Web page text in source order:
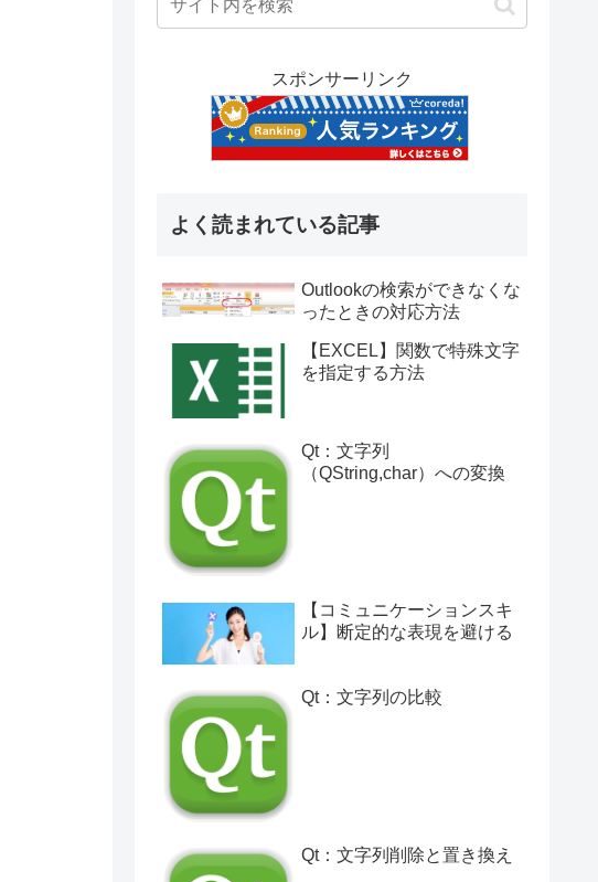
スポンサーリンク
よく読まれている記事
Outlookの検索ができなくな
ったときの対応方法
【EXCEL】関数で特殊文字
を指定する方法
Qt：文字列
（QString,char）への変換
【コミュニケーションスキ
ル】断定的な表現を避ける
Qt：文字列の比較
Qt：文字列削除と置き換え